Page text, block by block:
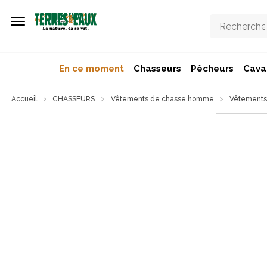
En ce moment Chasseurs Pêcheurs
Accueil CHASSEURS Vêtements de chasse homme